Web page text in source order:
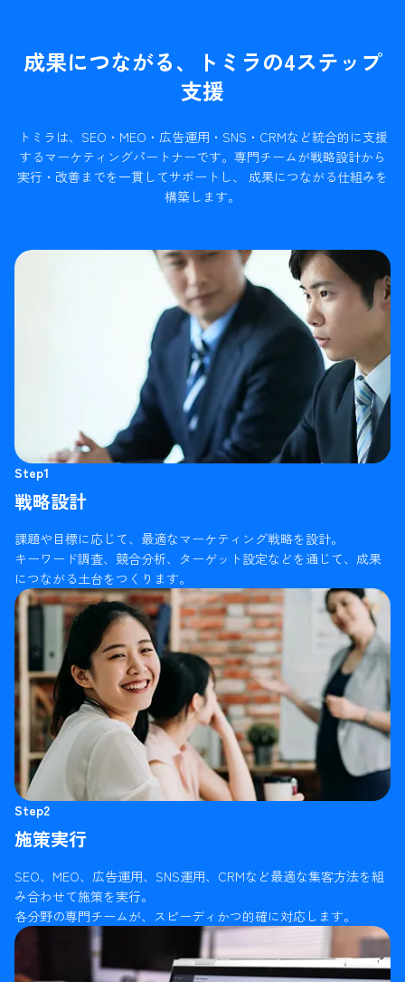
成果につながる、トミラの4ステップ
支援
トミラは、SEO・MEO・広告運用・SNS・CRMなど統合的に支援
するマーケティングパートナーです。 専門チームが戦略設計から
実行・改善までを一貫してサポートし、 成果につながる仕組みを
構築します。
Step1
戦略設計
課題や目標に応じて、最適なマーケティング戦略を設計。
キーワード調査、競合分析、ターゲット設定などを通じて、成果
につながる土台をつくります。
Step2
施策実行
SEO、MEO、広告運用、SNS運用、CRMなど最適な集客方法を組
み合わせて施策を実行。
各分野の専門チームが、スピーディかつ的確に対応します。